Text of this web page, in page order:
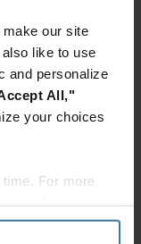
our site
like to use
and personalize
All,"
your choices
For more
de
notre manière
plus